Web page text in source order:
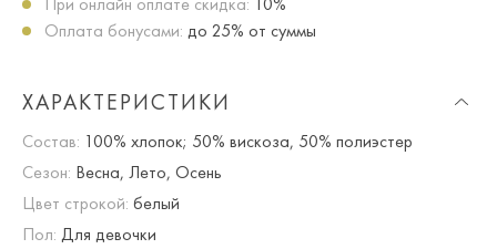
Оплата бонусами: до 25% от суммы
ХАРАКТЕРИСТИКИ
Состав: 100% хлопок; 50% вискоза, 50% полиэстер
Сезон: Весна, Лето, Осень
Цвет строкой: белый
Пол: Для девочки